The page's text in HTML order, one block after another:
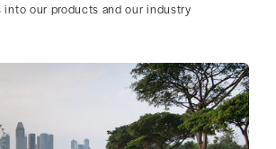
into our products and our industry